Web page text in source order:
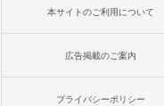
本サイトのご利用について
広告掲載のご案内
プライバシーポリシー